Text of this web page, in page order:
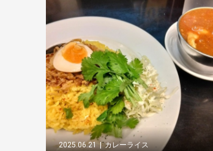
2025.06.21 カレーライス